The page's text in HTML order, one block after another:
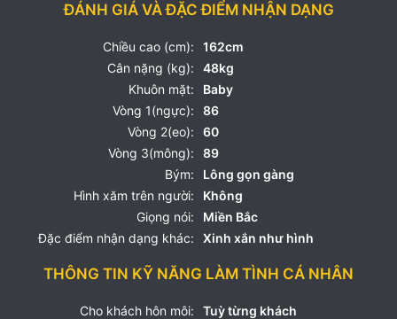
ĐÁNH GIÁ VÀ ĐẶC ĐIỂM NHẬN DẠNG
Chiều cao (cm):
162cm
Cân nặng (kg):
48kg
Khuôn mặt:
Baby
Vòng 1(ngực):
86
Vòng 2(eo):
60
Vòng 3(mông):
89
Bým:
Lông gọn gàng
Hình xăm trên người:
Không
Giọng nói:
Miền Bắc
Đặc điểm nhận dạng khác:
Xinh xắn như hình
THÔNG TIN KỸ NĂNG LÀM TÌNH CÁ NHÂN
Cho khách hôn môi:
Tuỳ từng khách